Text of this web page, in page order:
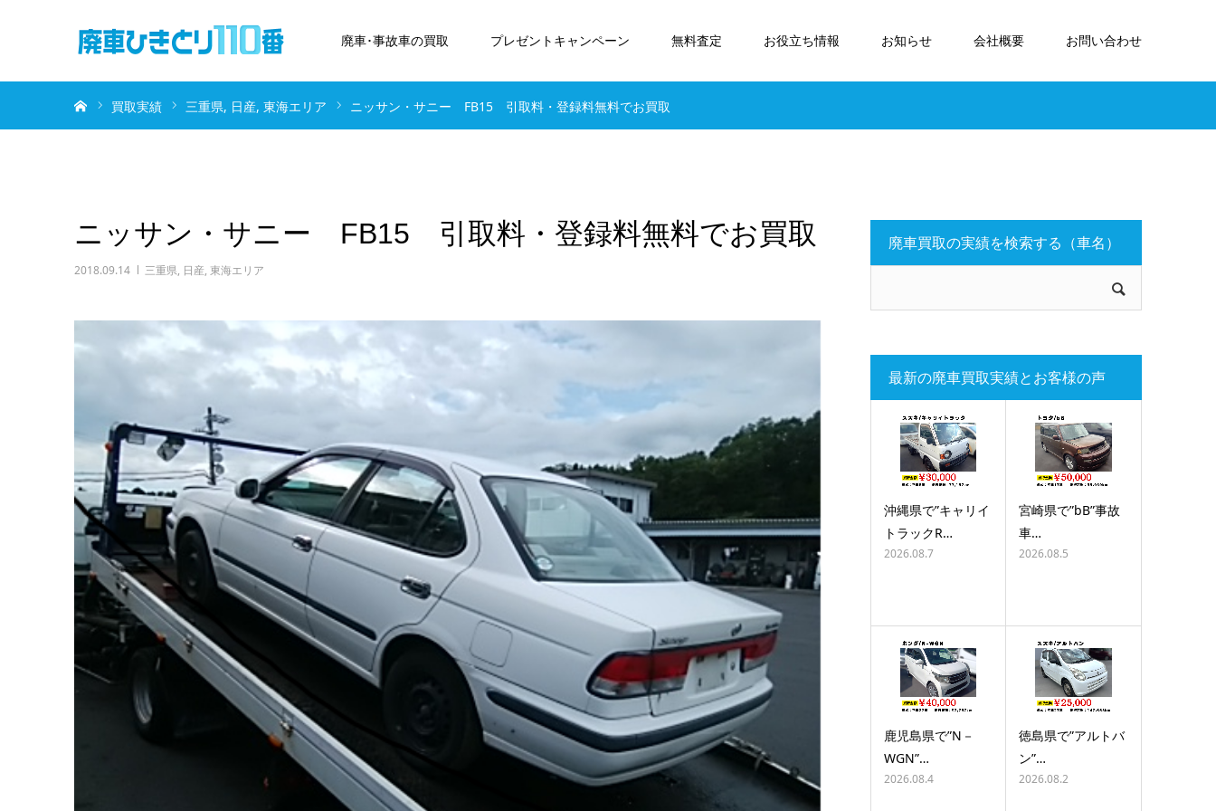
廃車･事故車の買取 プレゼントキャンペーン 無料査定 お役立ち情報 お知らせ 会社概要 お問い合わせ
買取実績 三重県 日産 東海エリア ニッサン・サニー FB15 引取料・登録料無料でお買取
ニッサン・サニー FB15 引取料・登録料無料でお買取
2018.09.14 三重県, 日産, 東海エリア
廃車買取の実績を検索する（車名）
最新の廃車買取実績とお客様の声
沖縄県で”キャリイ
トラックR…
2026.08.7
宮崎県で”bB”事故
車…
2026.08.5
鹿児島県で”N－
WGN”…
2026.08.4
徳島県で”アルトバ
ン”…
2026.08.2